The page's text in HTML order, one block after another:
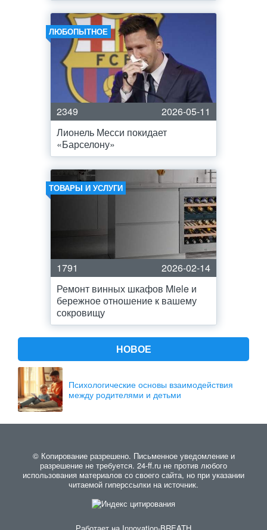
ЛЮБОПЫТНОЕ
2349
2026-05-11
Лионель Месси покидает
«Барселону»
ТОВАРЫ И УСЛУГИ
1791
2026-02-14
Ремонт винных шкафов Miele и
бережное отношение к вашему
сокровищу
НОВОЕ
Психологические основы взаимодействия
между родителями и детьми
© Копирование разрешено. Письменное уведомление и
разрешение не требуется. 24-ff.ru не против любого
использования материалов со своего сайта, но при указании
читаемой гиперссылки на источник.